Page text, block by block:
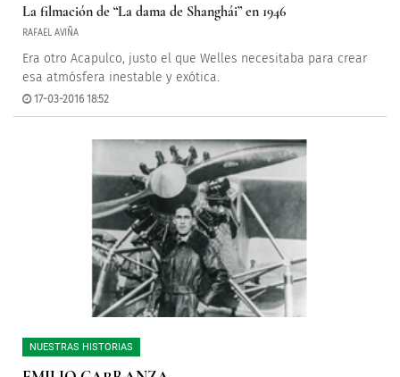
La filmación de “La dama de Shanghái” en 1946
RAFAEL AVIÑA
Era otro Acapulco, justo el que Welles necesitaba para crear
esa atmósfera inestable y exótica.
17-03-2016 18:52
NUESTRAS HISTORIAS